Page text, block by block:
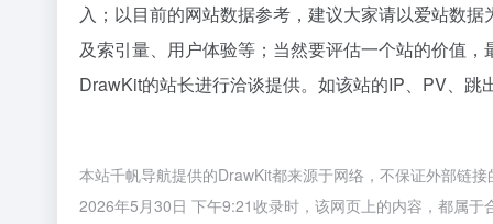
入；以目前的网站数据参考，建议大家请以爱站数
及索引量、用户体验等；当然要评估一个站的价值
DrawKit的站长进行洽谈提供。如该站的IP、PV、跳
本站千帆导航提供的DrawKit都来源于网络，不保证外部链
2026年5月30日 下午9:21收录时，该网页上的内容，都属